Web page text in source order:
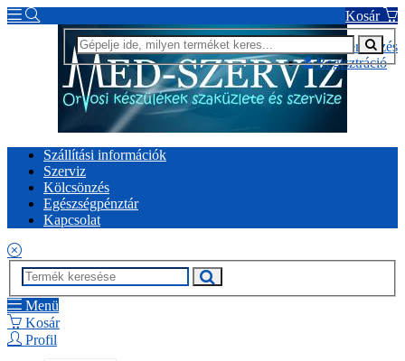
Kosár
Bejelentkezés
Regisztráció
Szállítási információk
Szerviz
Kölcsönzés
Egészségpénztár
Kapcsolat
Menü
Kosár
Profil